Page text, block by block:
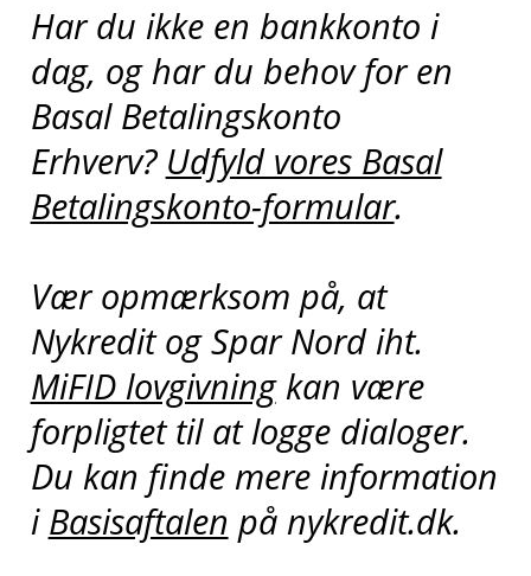
Har du ikke en bankkonto i
dag, og har du behov for en
Basal Betalingskonto
Erhverv? Udfyld vores Basal
Betalingskonto-formular.
Vær opmærksom på, at
Nykredit og Spar Nord iht.
MiFID lovgivningkan være
forpligtet til at logge dialoger.
Du kan finde mere information
i Basisaftalen på nykredit.dk.